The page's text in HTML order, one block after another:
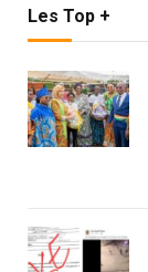
Les Top +